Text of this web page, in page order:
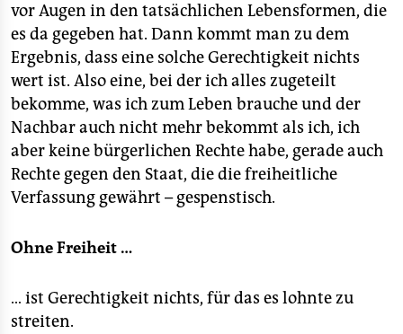
vor Augen in den tatsächlichen Lebensformen, die
es da gegeben hat. Dann kommt man zu dem
Ergebnis, dass eine solche Gerechtigkeit nichts
wert ist. Also eine, bei der ich alles zugeteilt
bekomme, was ich zum Leben brauche und der
Nachbar auch nicht mehr bekommt als ich, ich
aber keine bürgerlichen Rechte habe, gerade auch
Rechte gegen den Staat, die die freiheitliche
Verfassung gewährt – gespenstisch.
Ohne Freiheit …
… ist Gerechtigkeit nichts, für das es lohnte zu
streiten.